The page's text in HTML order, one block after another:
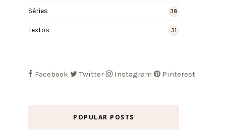
Séries 38
Textos 31
Facebook Twitter Instagram Pinterest
POPULAR POSTS